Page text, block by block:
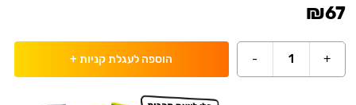
₪67
+
1
- הוספה לעגלת קניות +